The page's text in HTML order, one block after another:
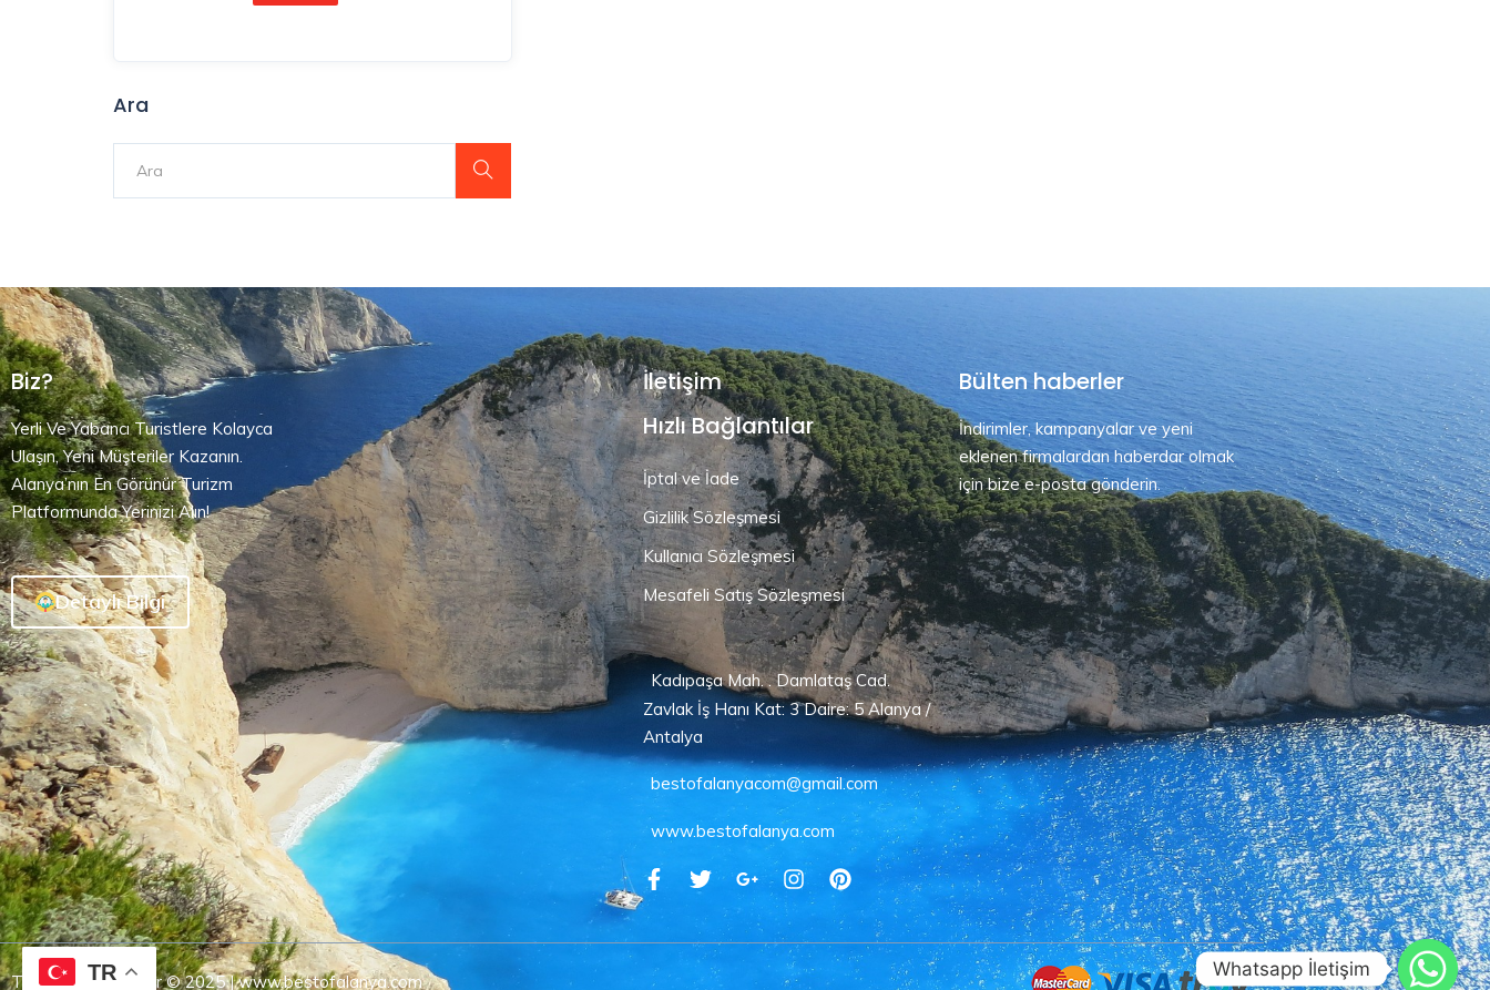
Ara
Biz?
Yerli Ve Yabancı Turistlere Kolayca
Ulaşın, Yeni Müşteriler Kazanın.
Alanya’nın En Görünür Turizm
Platformunda Yerinizi Alın!
Detaylı Bilgi
İletişim
Hızlı Bağlantılar
İptal ve İade
Gizlilik Sözleşmesi
Kullanıcı Sözleşmesi
Mesafeli Satış Sözleşmesi
Kadıpaşa Mah. . Damlataş Cad.
Zavlak İş Hanı Kat: 3 Daire: 5 Alanya /
Antalya
bestofalanyacom@gmail.com
www.bestofalanya.com
Bülten haberler
İndirimler, kampanyalar ve yeni
eklenen firmalardan haberdar olmak
için bize e-posta gönderin.
Tüm Hakları Saklıdır © 2025 | www.bestofalanya.com
TR Whatsapp İletişim